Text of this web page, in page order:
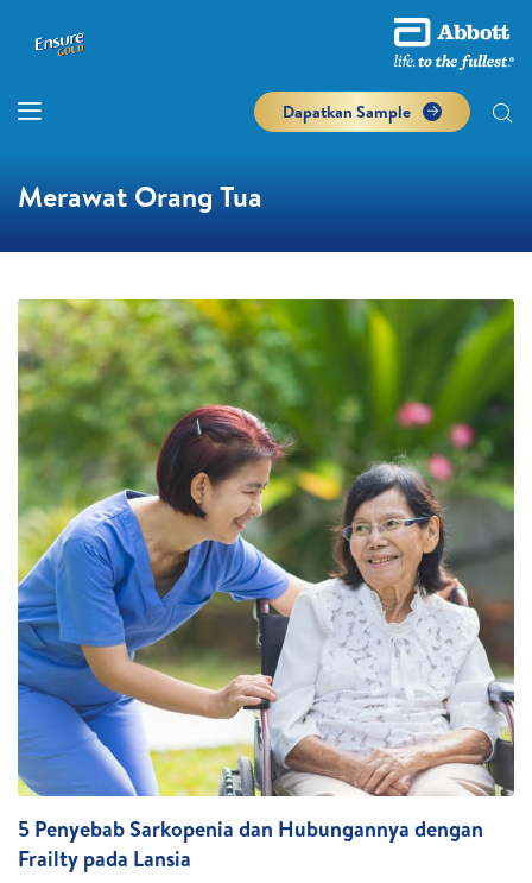
Dapatkan Sample
Merawat Orang Tua
5 Penyebab Sarkopenia dan Hubungannya dengan
Frailty pada Lansia